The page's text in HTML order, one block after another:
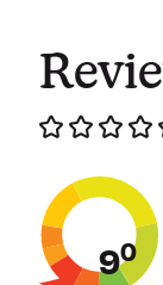
Grafische
Ronde
Korte
90